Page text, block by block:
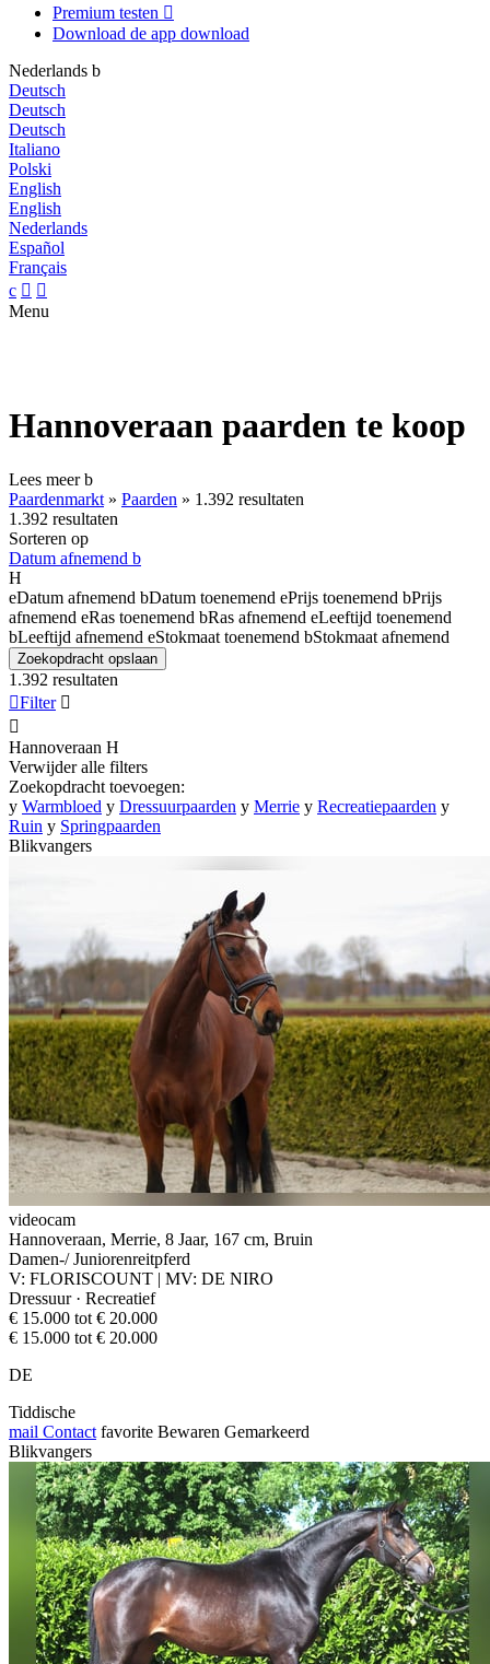
Premium testen 
Download de app download
Nederlands b
Deutsch
Deutsch
Deutsch
Italiano
Polski
English
English
Nederlands
Español
Français
c  
Menu
Hannoveraan paarden te koop
Lees meerb
Paardenmarkt » Paarden » 1.392 resultaten
1.392 resultaten
Sorteren op
Datum afnemend b
H
eDatum afnemend bDatum toenemend ePrijs toenemend bPrijs
afnemend eRas toenemend bRas afnemend eLeeftijd toenemend
bLeeftijd afnemend eStokmaat toenemend bStokmaat afnemend
Zoekopdracht opslaan
1.392 resultaten
Filter 

Hannoveraan H
Verwijder alle filters
Zoekopdracht toevoegen:
y Warmbloed y Dressuurpaarden y Merrie y Recreatiepaarden y
Ruin y Springpaarden
Blikvangers
videocam
Hannoveraan, Merrie, 8 Jaar, 167 cm, Bruin
Damen-/ Juniorenreitpferd
V: FLORISCOUNT | MV: DE NIRO
Dressuur · Recreatief
€ 15.000 tot € 20.000
€ 15.000 tot € 20.000
DE
Tiddische
mail Contact favorite Bewaren Gemarkeerd
Blikvangers